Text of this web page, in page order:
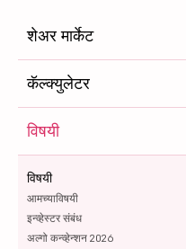
शेअर मार्केट
कॅल्क्युलेटर
विषयी
विषयी
आमच्याविषयी
इन्व्हेस्टर संबंध
अल्गो कन्व्हेन्शन 2026